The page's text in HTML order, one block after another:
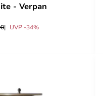
- Verpan
UVP -34%